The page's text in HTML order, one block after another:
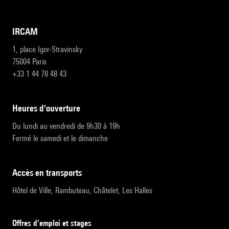
IRCAM
1, place Igor-Stravinsky
75004 Paris
+33 1 44 78 48 43
heures d'ouverture
Du lundi au vendredi de 9h30 à 19h
Fermé le samedi et le dimanche
accès en transports
Hôtel de Ville, Rambuteau, Châtelet, Les Halles
Offres d’emploi et stages